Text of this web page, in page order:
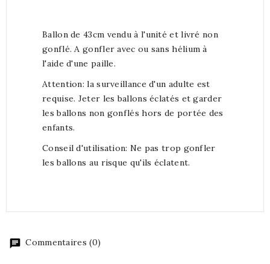
Ballon de 43cm vendu à l'unité et livré non
gonflé. A gonfler avec ou sans hélium à
l'aide d'une paille.
Attention: la surveillance d'un adulte est
requise. Jeter les ballons éclatés et garder
les ballons non gonflés hors de portée des
enfants.
Conseil d'utilisation: Ne pas trop gonfler
les ballons au risque qu'ils éclatent.
Commentaires (0)